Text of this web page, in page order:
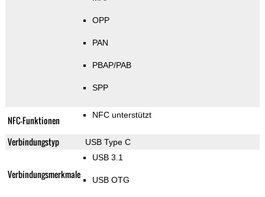
OPP
PAN
PBAP/PAB
SPP
NFC-Funktionen NFC unterstützt
Verbindungstyp USB Type C
Verbindungsmerkmale
USB 3.1
USB OTG